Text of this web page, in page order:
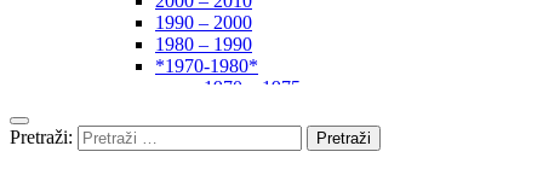
1990 – 2000
1980 – 1990
*1970-1980*
1970 – 1975
1960 – 1970
1950 – 1960
Pretraži: